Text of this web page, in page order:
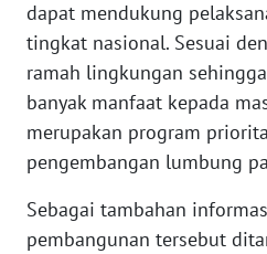
dapat mendukung
tingkat nasional. Sesuai
ramah lingkungan
banyak manfaat kepada
merupakan program
pengembangan lumbung
Sebagai tambahan
pembangunan tersebut
Informasi
INDEKS
BERITA
KAMI